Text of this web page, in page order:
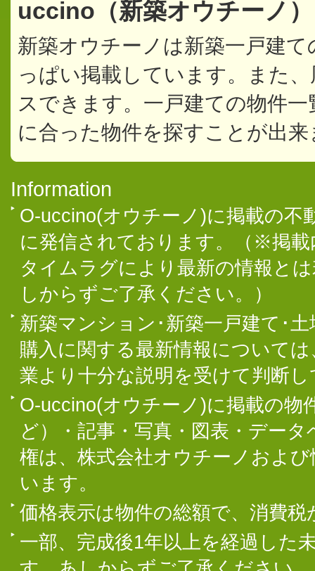
uccino（新築オウチーノ
新築オウチーノは新築一戸建
っぱい掲載しています。また
スできます。一戸建ての物件
に合った物件を探すことが出来
Information
O-uccino(オウチーノ)に掲載の不
に発信されております。（※掲
タイムラグにより最新の情報と
しからずご了承ください。）
新築マンション･新築一戸建て･
購入に関する最新情報について
業より十分な説明を受けて判断
O-uccino(オウチーノ)に掲載の物
ど）・記事・写真・図表・デー
権は、株式会社オウチーノおよ
います。
価格表示は物件の総額で、消費
一部、完成後1年以上を経過した